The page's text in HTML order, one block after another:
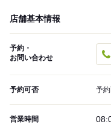
店舗基本情報
予約・
お問い合わせ
予約可否 予
営業時間